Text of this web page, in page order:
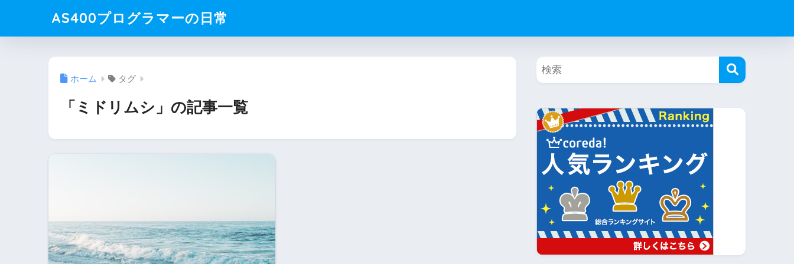
AS400プログラマーの日常
ホーム タグ
「ミドリムシ」の記事一覧